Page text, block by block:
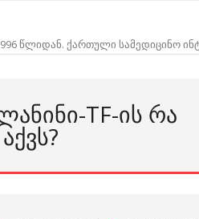
წლიდან. ქართული სამედიცინო
TF-ᲘᲡ ᲠᲐ